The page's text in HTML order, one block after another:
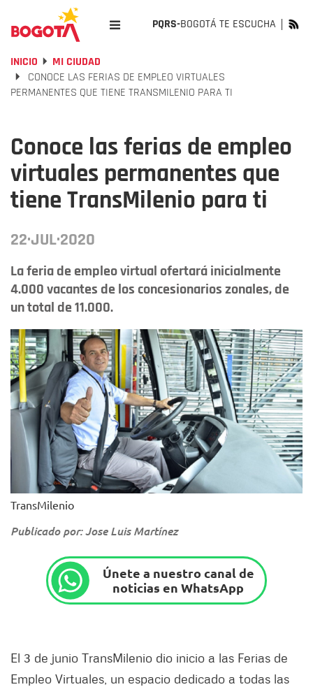
PQRS-BOGOTÁ TE ESCUCHA
INICIO
MI CIUDAD
CONOCE LAS FERIAS DE EMPLEO VIRTUALES
PERMANENTES QUE TIENE TRANSMILENIO PARA TI
Conoce las ferias de empleo
virtuales permanentes que
tiene TransMilenio para ti
22·JUL·2020
La feria de empleo virtual ofertará inicialmente
4.000 vacantes de los concesionarios zonales, de
un total de 11.000.
TransMilenio
Publicado por: Jose Luis Martínez
Únete a nuestro canal de
noticias en WhatsApp
El 3 de junio TransMilenio dio inicio a las Ferias de
Empleo Virtuales, un espacio dedicado a todas las